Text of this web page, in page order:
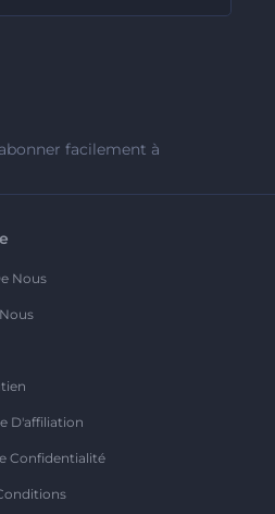
facilement à
Nous
D'affiliation
Confidentialité